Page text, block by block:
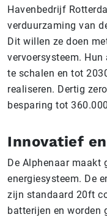
Havenbedrijf
verduurzaming van
Dit willen ze doen
vervoersysteem.
te schalen en tot
realiseren. Dertig
besparing tot
Innovatief
De Alphenaar maakt
energiesysteem. De
zijn standaard 20ft
batterijen en worden